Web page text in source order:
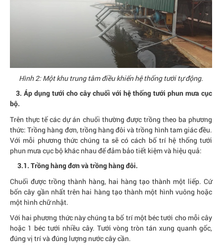
Hình 2: Một khu trung tâm điều khiển hệ thống tưới tự động.
3. Áp dụng tưới cho cây chuối với hệ thống tưới phun mưa cục
bộ.
Trên thực tế các dự án chuối thường được trồng theo ba phương
thức: Trồng hàng đơn, trồng hàng đôi và trồng hình tam giác đều.
Với mỗi phương thức chúng ta sẽ có cách bố trí hệ thống tưới
phun mưa cục bộ khác nhau để đảm bảo tiết kiệm và hiệu quả:
3.1. Trồng hàng đơn và trồng hàng đôi.
Chuối được trồng thành hàng, hai hàng tạo thành một liếp. Cứ
bốn cây gần nhất trên hai hàng tạo thành một hình vuông hoặc
một hình chữ nhật.
Với hai phương thức này chúng ta bố trí một béc tưới cho mỗi cây
hoặc 1 béc tưới nhiều cây. Tưới vòng tròn tán xung quanh gốc,
đúng vị trí và đúng lượng nước cây cần.